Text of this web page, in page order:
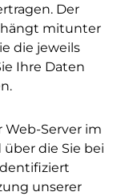
Der
hängt mitunter
die jeweils
Ihre Daten
Web-Server im
die Sie bei
unserer